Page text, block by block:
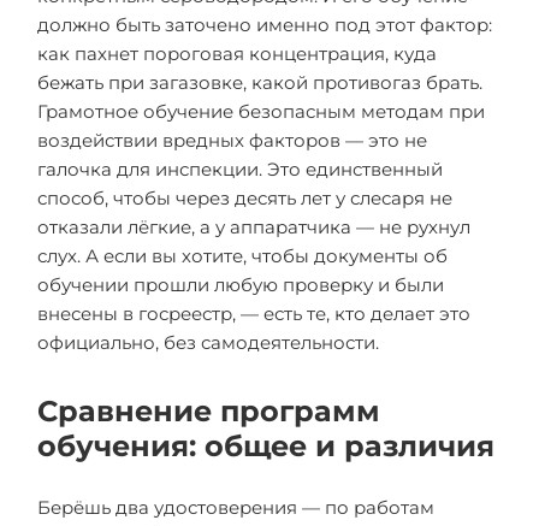
должно быть заточено именно под этот фактор:
как пахнет пороговая концентрация, куда
бежать при загазовке, какой противогаз брать.
Грамотное обучение безопасным методам при
воздействии вредных факторов — это не
галочка для инспекции. Это единственный
способ, чтобы через десять лет у слесаря не
отказали лёгкие, а у аппаратчика — не рухнул
слух. А если вы хотите, чтобы документы об
обучении прошли любую проверку и были
внесены в госреестр, — есть те, кто делает это
официально, без самодеятельности.
Сравнение программ
обучения: общее и различия
Берёшь два удостоверения — по работам